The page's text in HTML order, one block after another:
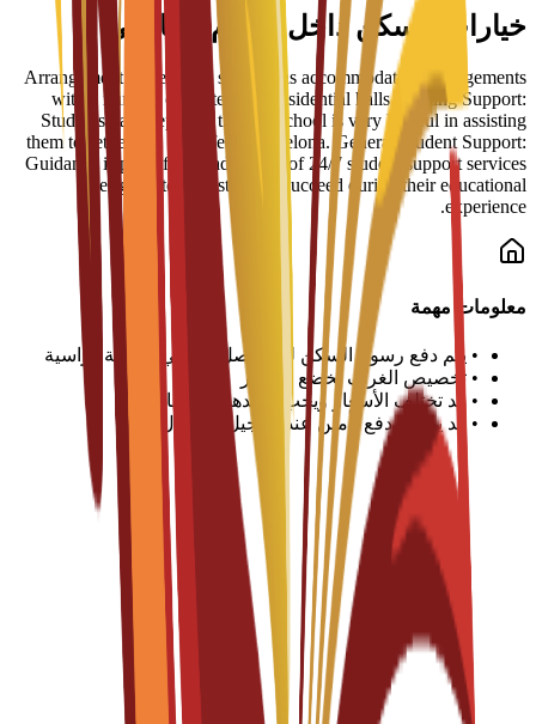
خيارات السكن داخل الحرم الجامعي
Arrangement Types: The school has accommodation arrangements
with a number of hostels and residential halls. Settling Support:
Students have reported that the school is very helpful in assisting
them to settle well into life in Barcelona. General Student Support:
Guidance is part of a broader suite of 24/7 student support services
designed to help students succeed during their educational
experience.
معلومات مهمة
• يتم دفع رسوم السكن لكل فصل دراسي أو سنة دراسية
• تخصيص الغرف يخضع للتوافر
• قد تختلف الأسعار ويجب تأكيدها مع الجامعة
• قد يطلب دفع تأمين عند تسجيل الوصول
المتطلبات الأكاديمية
شهادة الثانوية العامة أو ما يعادلها
الحد الأدنى للمعدل التراكمي 3.0/4.0
كشوف الدرجات الأكاديمية